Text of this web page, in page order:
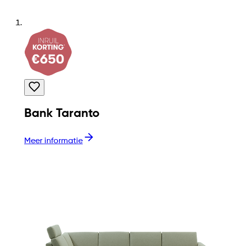
Bank Taranto
Meer informatie